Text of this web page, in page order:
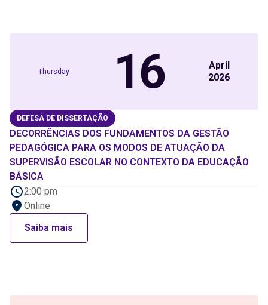
Thursday 16
April
2026
DEFESA DE DISSERTAÇÃO
DECORRÊNCIAS DOS FUNDAMENTOS DA GESTÃO
PEDAGÓGICA PARA OS MODOS DE ATUAÇÃO DA
SUPERVISÃO ESCOLAR NO CONTEXTO DA EDUCAÇÃO
BÁSICA
2:00 pm
Online
Saiba mais